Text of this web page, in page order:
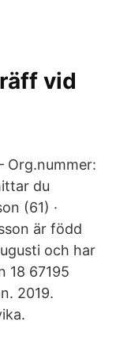
vid
Org.nummer:
du
(61) ·
är född
och har
18 67195
2019.